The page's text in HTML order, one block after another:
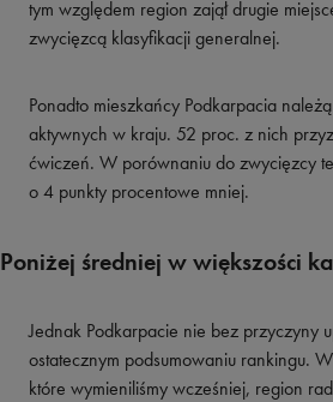
tym względem region zajął drugie
zwycięzcą klasyfikacji generalnej.
Ponadto mieszkańcy Podkarpacia
aktywnych w kraju. 52 proc. z nich
ćwiczeń. W porównaniu do zwycięzcy
o 4 punkty procentowe mniej.
Poniżej średniej w większości
Jednak Podkarpacie nie bez przyczyny
ostatecznym podsumowaniu rankingu.
które wymieniliśmy wcześniej, region